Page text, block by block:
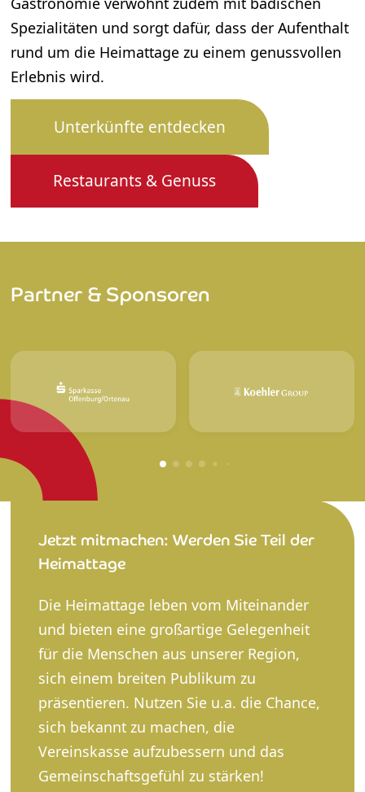
Spezialitäten und sorgt dafür, dass der Aufenthalt
rund um die Heimattage zu einem genussvollen
Erlebnis wird.
Unterkünfte entdecken
Restaurants & Genuss
Partner & Sponsoren
Jetzt mitmachen: Werden Sie Teil der
Heimattage
Die Heimattage leben vom Miteinander
und bieten eine großartige Gelegenheit
für die Menschen aus unserer Region,
sich einem breiten Publikum zu
präsentieren. Nutzen Sie u.a. die Chance,
sich bekannt zu machen, die
Vereinskasse aufzubessern und das
Gemeinschaftsgefühl zu stärken!